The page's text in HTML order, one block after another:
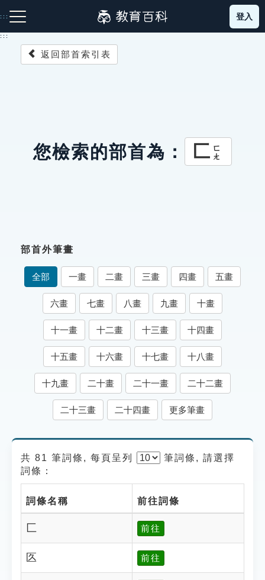
到
主
:::
成語故事
索引選單
知識索引
單字索引
生命大百科索引
遊戲專區
貓頭鷹博士
登入
:::
返回部首索引表
您檢索的部首為： 匚 ㄈㄤ
部首外筆畫
全部 一畫 二畫 三畫 四畫 五畫
六畫 七畫 八畫 九畫 十畫
十一畫 十二畫 十三畫 十四畫
十五畫 十六畫 十七畫 十八畫
十九畫 二十畫 二十一畫 二十二畫
二十三畫 二十四畫 更多筆畫
共 81 筆詞條, 每頁呈列 筆詞條, 請選擇
詞條：
詞條名稱 前往詞條
匚 前往
匛 前往